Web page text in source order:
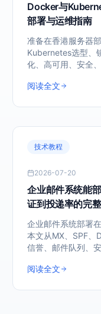
Docker与
部署与运维指南
准备在香港服务器
Kubernetes选型、
化、高可用、安全
阅读全文
技术教程
2026-07-20
企业邮件系统能
证到投递率的完
企业邮件系统部署
本文从MX、SPF、
信誉、邮件队列、
阅读全文